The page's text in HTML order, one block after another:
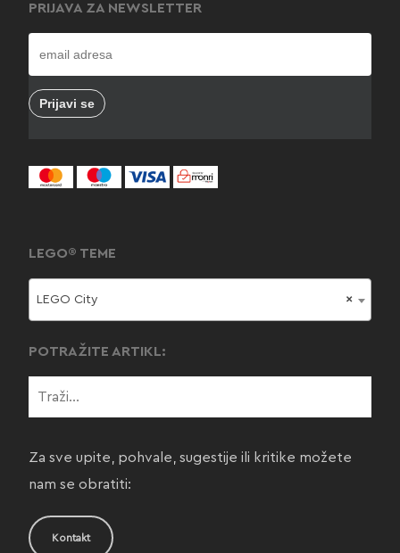
PRIJAVA ZA NEWSLETTER
LEGO® TEME
×
LEGO City
POTRAŽITE ARTIKL:
Za sve upite, pohvale, sugestije ili kritike možete
nam se obratiti:
Kontakt